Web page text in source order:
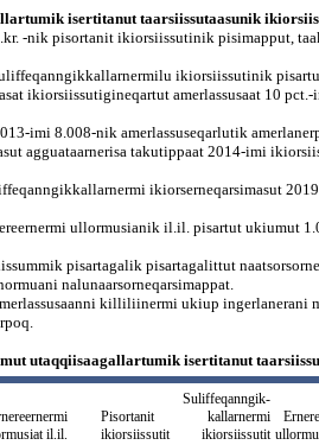
isertitanut taarsiissutaasunik
-nik pisortanit ikiorsiissutinik pisimapput,
ikiorsiissutinik
ikiorsiissutigineqartut amerlassusaat 10
imi 8.008-nik amerlassuseqarlutik
agguataarnerisa takutippaat 2014-imi
ikiorserneqarsimasut
ullormusianik il.il. pisartut ukiumut
pisartagalik pisartagalittut
nalunaarsorneqarsimappat.
killiliinermi ukiup
utaqqiisaagallartumik isertitanut
il.il.
Pisortanit
ikiorsiissutit
Suliffeqanngik-
kallarnermi
ikiorsiissutit